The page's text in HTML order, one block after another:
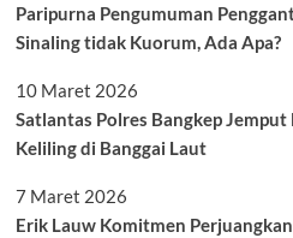
Paripurna Pengumuman
Sinaling tidak Kuorum, Ada Apa?
10 Maret 2026
Satlantas Polres Bangkep
Keliling di Banggai Laut
7 Maret 2026
Erik Lauw Komitmen